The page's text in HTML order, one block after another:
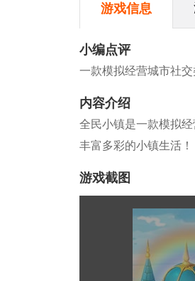
游戏信息
小编点评
一款模拟经营城市社
内容介绍
全民小镇是一款模拟
丰富多彩的小镇生活！
游戏截图